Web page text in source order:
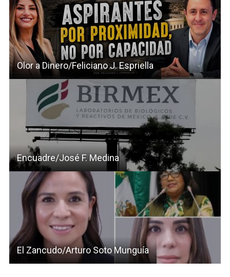
Olor a Dinero/Feliciano J. Espriella
Encuadre/José F. Medina
El Zancudo/Arturo Soto Munguía